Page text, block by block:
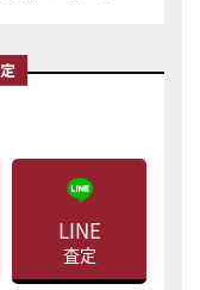
LINE
査定